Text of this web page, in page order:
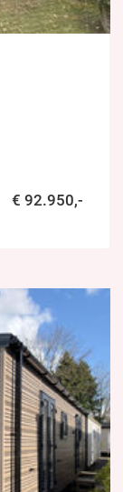
€ 92.950,-